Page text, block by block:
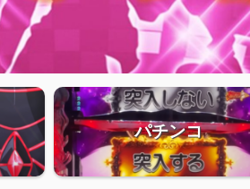
パチンコ